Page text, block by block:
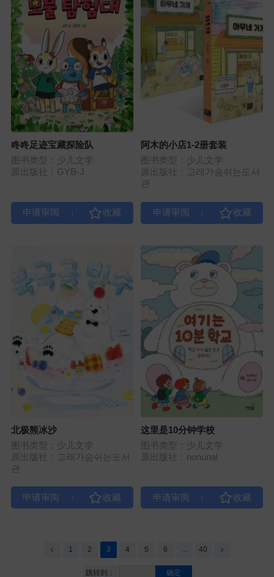
咚咚足迹宝藏探险队
图书类型：少儿文学
原出版社：GYB-J
阿木的小店1-2册套装
图书类型：少儿文学
原出版社：고래가숨쉬는도서
관
北极熊冰沙
图书类型：少儿文学
原出版社：고래가숨쉬는도서
관
这里是10分钟学校
图书类型：少儿文学
原出版社：nonunal
1 2 3 4 5 6 ... 40
跳转到： 确定